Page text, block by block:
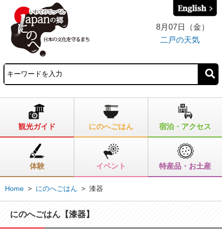
8月07日（金）
二戸の天気
観光ガイド にのへごはん 宿泊・アクセス
体験 イベント 特産品・お土産
Home > にのへごはん > 漆器
にのへごはん【漆器】